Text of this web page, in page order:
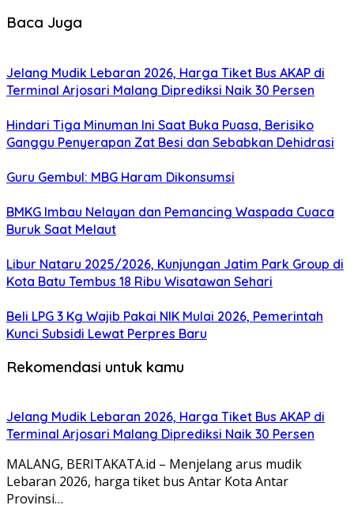
Baca Juga
Jelang Mudik Lebaran 2026, Harga Tiket Bus AKAP di
Terminal Arjosari Malang Diprediksi Naik 30 Persen
Hindari Tiga Minuman Ini Saat Buka Puasa, Berisiko
Ganggu Penyerapan Zat Besi dan Sebabkan Dehidrasi
Guru Gembul: MBG Haram Dikonsumsi
BMKG Imbau Nelayan dan Pemancing Waspada Cuaca
Buruk Saat Melaut
Libur Nataru 2025/2026, Kunjungan Jatim Park Group di
Kota Batu Tembus 18 Ribu Wisatawan Sehari
Beli LPG 3 Kg Wajib Pakai NIK Mulai 2026, Pemerintah
Kunci Subsidi Lewat Perpres Baru
Rekomendasi untuk kamu
Jelang Mudik Lebaran 2026, Harga Tiket Bus AKAP di
Terminal Arjosari Malang Diprediksi Naik 30 Persen
MALANG, BERITAKATA.id – Menjelang arus mudik
Lebaran 2026, harga tiket bus Antar Kota Antar
Provinsi…